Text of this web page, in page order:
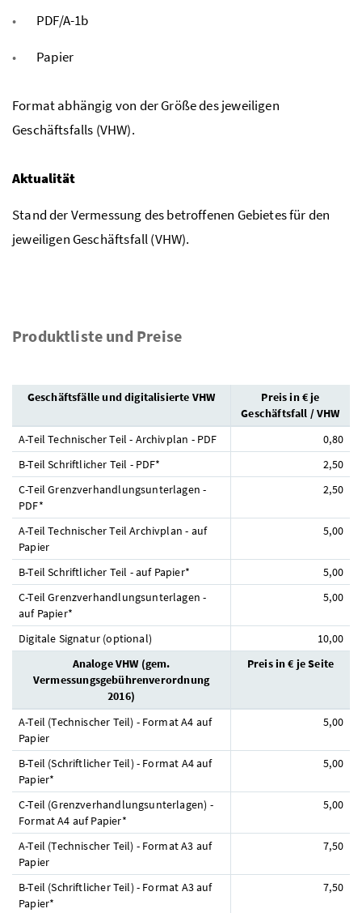
PDF/A-1b
Papier
Format abhängig von der Größe des jeweiligen
Geschäftsfalls (VHW).
Aktualität
Stand der Vermessung des betroffenen Gebietes für den
jeweiligen Geschäftsfall (VHW).
Produktliste und Preise
Geschäftsfälle und digitalisierte VHW
Preis in € je
Geschäftsfall / VHW
A-Teil Technischer Teil - Archivplan - PDF
0,80
B-Teil Schriftlicher Teil - PDF*
2,50
C-Teil Grenzverhandlungsunterlagen -
PDF*
2,50
A-Teil Technischer Teil Archivplan - auf
Papier
5,00
B-Teil Schriftlicher Teil - auf Papier*
5,00
C-Teil Grenzverhandlungsunterlagen -
auf Papier*
5,00
Digitale Signatur (optional)
10,00
Analoge VHW (gem.
Vermessungsgebührenverordnung
2016)
Preis in € je Seite
A-Teil (Technischer Teil) - Format A4 auf
Papier
5,00
B-Teil (Schriftlicher Teil) - Format A4 auf
Papier*
5,00
C-Teil (Grenzverhandlungsunterlagen) -
Format A4 auf Papier*
5,00
A-Teil (Technischer Teil) - Format A3 auf
Papier
7,50
B-Teil (Schriftlicher Teil) - Format A3 auf
Papier*
7,50